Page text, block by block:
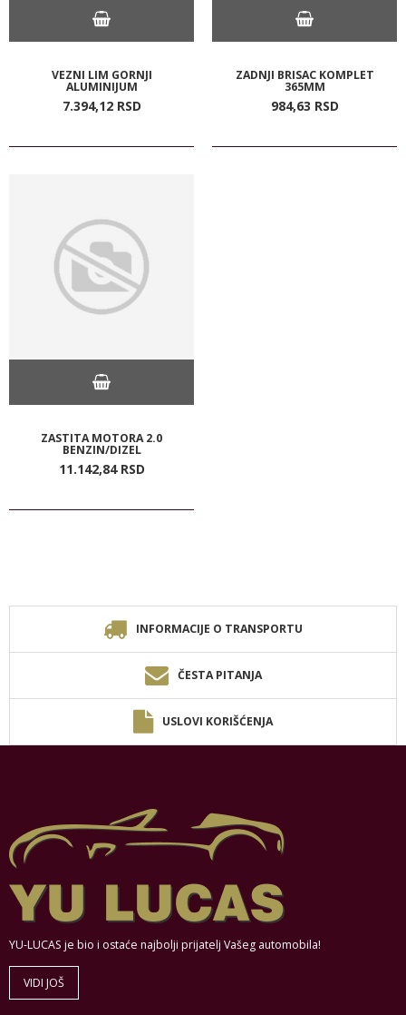
VEZNI LIM GORNJI
ALUMINIJUM
7.394,12 RSD
ZADNJI BRISAC KOMPLET
365MM
984,63 RSD
ZASTITA MOTORA 2.0
BENZIN/DIZEL
11.142,84 RSD
INFORMACIJE O TRANSPORTU
ČESTA PITANJA
USLOVI KORIŠĆENJA
YU-LUCAS je bio i ostaće najbolji prijatelj Vašeg automobila!
VIDI JOŠ